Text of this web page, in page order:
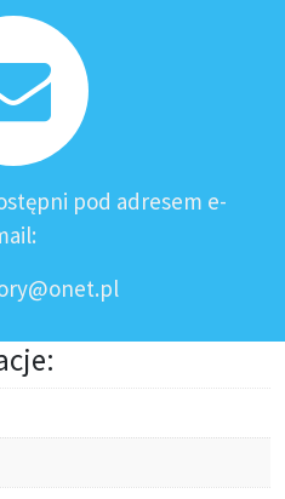
pod adresem e-